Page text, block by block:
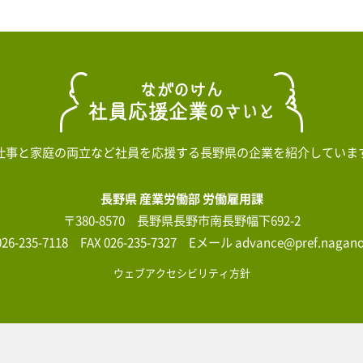
事と家庭の両立など社員を応援する長野県の企業を紹介していま
長野県 産業労働部 労働雇用課
〒380-8570 長野県長野市南長野幅下692-2
235-7118 FAX 026-235-7327 Eメール
ウェブアクセシビリティ方針